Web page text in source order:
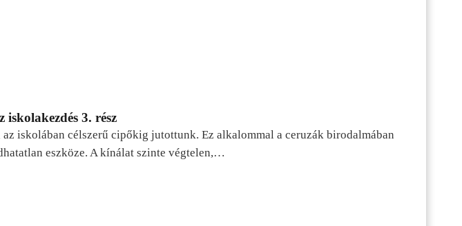
iskolakezdés 3. rész
iskolában célszerű cipőkig jutottunk. Ez alkalommal a ceruzák birodalmában
eszköze. A kínálat szinte végtelen,…